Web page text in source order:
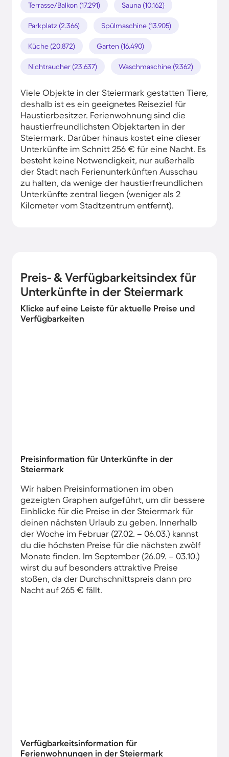
Terrasse/Balkon (17.291) Sauna (10.162)
Parkplatz (2.366) Spülmaschine (13.905)
Küche (20.872) Garten (16.490)
Nichtraucher (23.637) Waschmaschine (9.362)
Viele Objekte in der Steiermark gestatten Tiere,
deshalb ist es ein geeignetes Reiseziel für
Haustierbesitzer. Ferienwohnung sind die
haustierfreundlichsten Objektarten in der
Steiermark. Darüber hinaus kostet eine dieser
Unterkünfte im Schnitt 256 € für eine Nacht. Es
besteht keine Notwendigkeit, nur außerhalb
der Stadt nach Ferienunterkünften Ausschau
zu halten, da wenige der haustierfreundlichen
Unterkünfte zentral liegen (weniger als 2
Kilometer vom Stadtzentrum entfernt).
Preis- & Verfügbarkeitsindex für
Unterkünfte in der Steiermark
Klicke auf eine Leiste für aktuelle Preise und
Verfügbarkeiten
Preisinformation für Unterkünfte in der
Steiermark
Wir haben Preisinformationen im oben
gezeigten Graphen aufgeführt, um dir bessere
Einblicke für die Preise in der Steiermark für
deinen nächsten Urlaub zu geben. Innerhalb
der Woche im Februar (27.02. – 06.03.) kannst
du die höchsten Preise für die nächsten zwölf
Monate finden. Im September (26.09. – 03.10.)
wirst du auf besonders attraktive Preise
stoßen, da der Durchschnittspreis dann pro
Nacht auf 265 € fällt.
Verfügbarkeitsinformation für
Ferienwohnungen in der Steiermark